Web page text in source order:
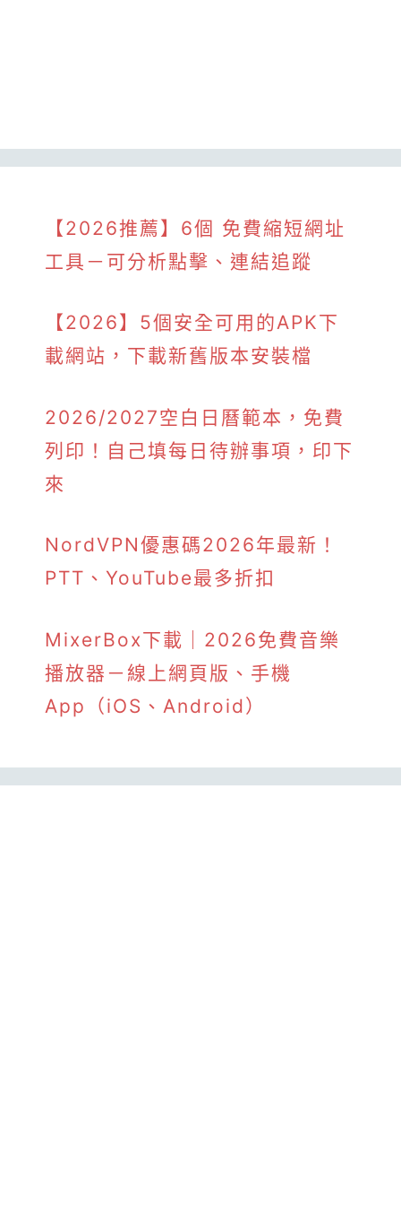
【2026推薦】6個 免費縮短網址
工具－可分析點擊、連結追蹤
【2026】5個安全可用的APK下
載網站，下載新舊版本安裝檔
2026/2027空白日曆範本，免費
列印！自己填每日待辦事項，印下
來
NordVPN優惠碼2026年最新！
PTT、YouTube最多折扣
MixerBox下載｜2026免費音樂
播放器－線上網頁版、手機
App（iOS、Android）